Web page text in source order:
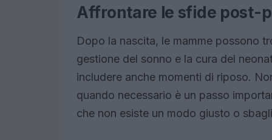
Affrontare le sfide post-
Dopo la nascita, le mamme possono
gestione del sonno e la cura del
includere anche momenti di riposo.
quando necessario è un passo
che non esiste un modo giusto o